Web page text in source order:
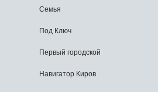
Семья
Под Ключ
Первый городской
Навигатор Киров